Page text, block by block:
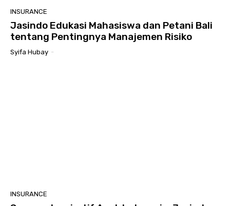
INSURANCE
Jasindo Edukasi Mahasiswa dan Petani Bali
tentang Pentingnya Manajemen Risiko
Syifa Hubay -
INSURANCE